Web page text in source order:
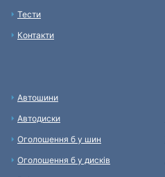
Тести
Контакти
Автошини
Автодиски
Оголошення б у шин
Оголошення б у дисків